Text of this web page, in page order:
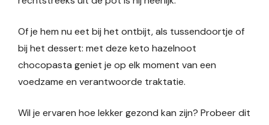
Of je hem nu eet bij het ontbijt, als tussendoortje of
bij het dessert: met deze keto hazelnoot
chocopasta geniet je op elk moment van een
voedzame en verantwoorde traktatie.
Wil je ervaren hoe lekker gezond kan zijn? Probeer dit